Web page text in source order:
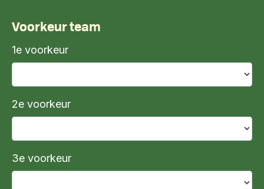
Voorkeur team
1e voorkeur
2e voorkeur
3e voorkeur